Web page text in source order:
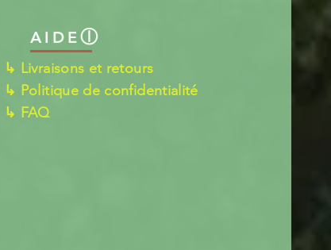
AIDEⓛ
↳ Livraisons et retours
↳ Politique de confidentialité
↳ FAQ